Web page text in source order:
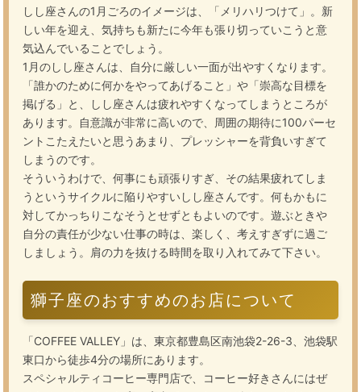
しし座さんの1月ごろのイメージは、「メリハリつけて」。新
しい年を迎え、気持ちも新たに今年も張り切っていこうと意
気込んでいることでしょう。
1月のしし座さんは、自分に厳しい一面が出やすくなります。
「誰かのために何かをやってあげること」や「崇高な目標を
掲げる」と、しし座さんは疲れやすくなってしまうところが
あります。自意識が非常に高いので、周囲の期待に100パーセ
ントこたえたいと思うあまり、プレッシャーを背負いすぎて
しまうのです。
そういうわけで、何事にも頑張りすぎ、その結果疲れてしま
うというサイクルに陥りやすいしし座さんです。何もかもに
対してかっちりこなそうとせずともよいのです。遊ぶときや
自分の責任が少ない仕事の時は、楽しく、考えすぎずに過ご
しましょう。肩の力を抜ける時間を取り入れてみて下さい。
獅子座のおすすめのお店について
「COFFEE VALLEY」は、東京都豊島区南池袋2-26-3、池袋駅
東口から徒歩4分の場所にあります。
スペシャルティコーヒー専門店で、コーヒー好きさんにはぜ